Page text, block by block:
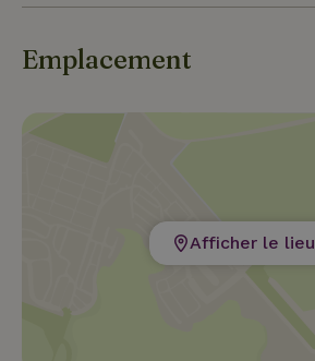
Emplacement
Afficher le lieu